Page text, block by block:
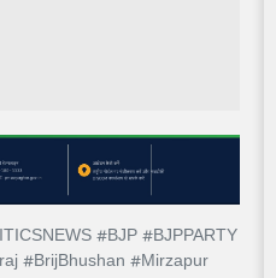
#BJP #BJPPARTY
#BrijBhushan #Mirzapur